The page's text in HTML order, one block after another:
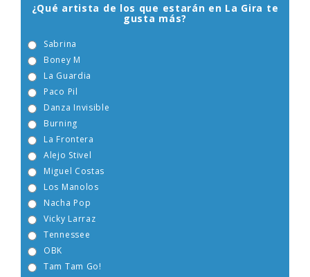
¿Qué artista de los que estarán en La Gira te
gusta más?
Sabrina
Boney M
La Guardia
Paco Pil
Danza Invisible
Burning
La Frontera
Alejo Stivel
Miguel Costas
Los Manolos
Nacha Pop
Vicky Larraz
Tennessee
OBK
Tam Tam Go!